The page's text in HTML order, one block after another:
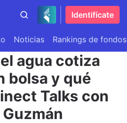
Identifícate
Noticias Rankings de fondos
agua cotiza
bolsa y qué
Talks con